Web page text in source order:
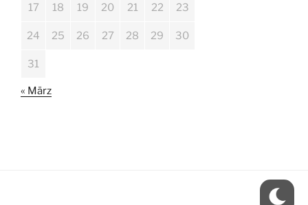
17 18 19 20 21 22 23
24 25 26 27 28 29 30
31
« März